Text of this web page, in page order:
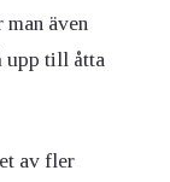
även
upp till åtta
av fler